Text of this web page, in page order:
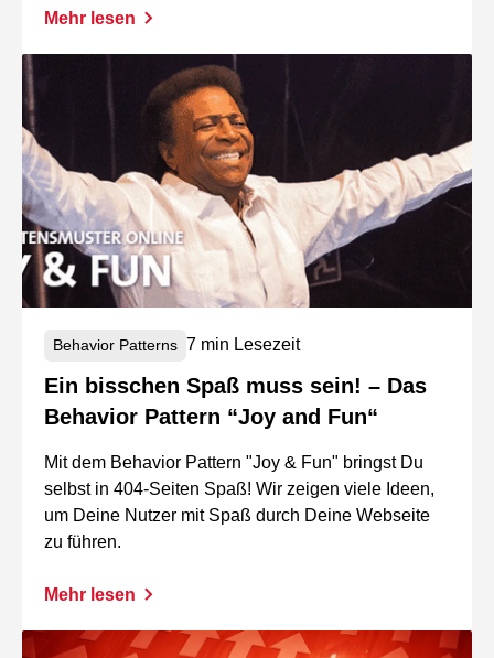
Mehr lesen
Behavior Patterns 7 min Lesezeit
Ein bisschen Spaß muss sein! – Das
Behavior Pattern “Joy and Fun“
Mit dem Behavior Pattern "Joy & Fun" bringst Du
selbst in 404-Seiten Spaß! Wir zeigen viele Ideen,
um Deine Nutzer mit Spaß durch Deine Webseite
zu führen.
Mehr lesen